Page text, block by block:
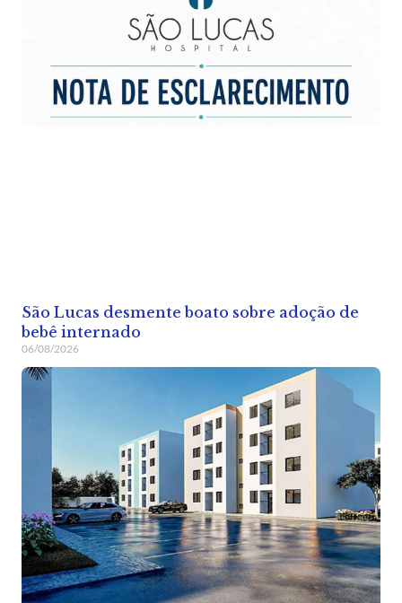
São Lucas desmente boato sobre adoção de
bebê internado
06/08/2026